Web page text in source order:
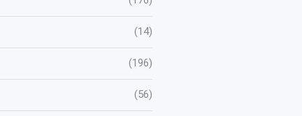
(14)
(196)
(56)